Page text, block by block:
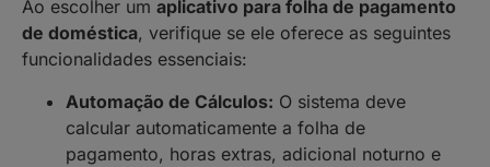
Ao escolher um aplicativo para folha de pagamento
de doméstica, verifique se ele oferece as seguintes
funcionalidades essenciais:
Automação de Cálculos: O sistema deve
calcular automaticamente a folha de
pagamento, horas extras, adicional noturno e